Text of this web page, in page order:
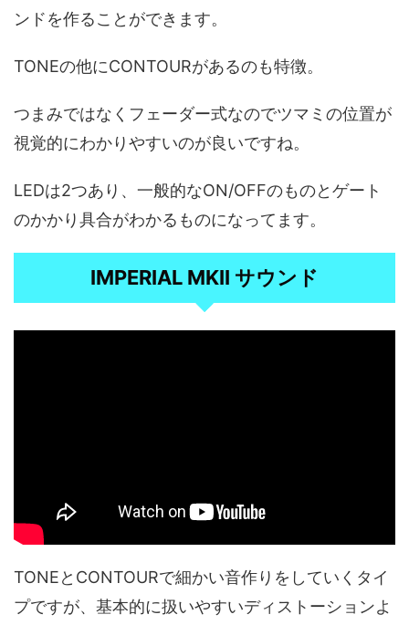
ンドを作ることができます。
TONEの他にCONTOURがあるのも特徴。
つまみではなくフェーダー式なのでツマミの位置が
視覚的にわかりやすいのが良いですね。
LEDは2つあり、一般的なON/OFFのものとゲート
のかかり具合がわかるものになってます。
IMPERIAL MKII サウンド
TONEとCONTOURで細かい音作りをしていくタイ
プですが、基本的に扱いやすいディストーションよ